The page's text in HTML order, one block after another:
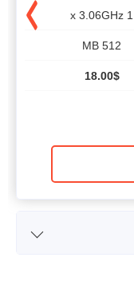
1 x 3.06GHz
512 MB
$
18.00